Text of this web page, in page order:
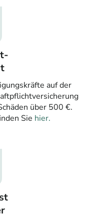
auf der
über 500 €.
Sie hier.